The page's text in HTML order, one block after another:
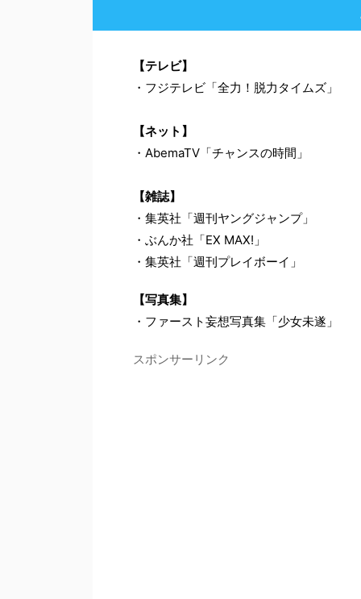
【テレビ】
・フジテレビ「全力！脱力タイムズ」
【ネット】
・AbemaTV「チャンスの時間」
【雑誌】
・集英社「週刊ヤングジャンプ」
・ぶんか社「EX MAX!」
・集英社「週刊プレイボーイ」
【写真集】
・ファースト妄想写真集「少女未遂」
スポンサーリンク